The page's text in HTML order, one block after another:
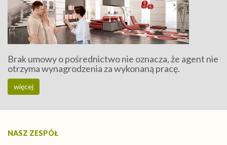
Brak umowy o pośrednictwo nie oznacza, że agent nie
otrzyma wynagrodzenia za wykonaną pracę.
więcej
NASZ ZESPÓŁ